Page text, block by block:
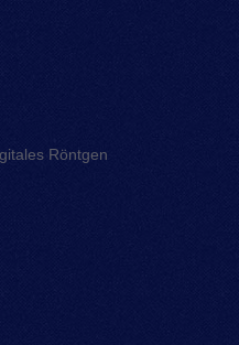
Röntgen